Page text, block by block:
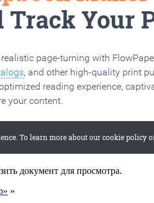
документ для просмотра.
»